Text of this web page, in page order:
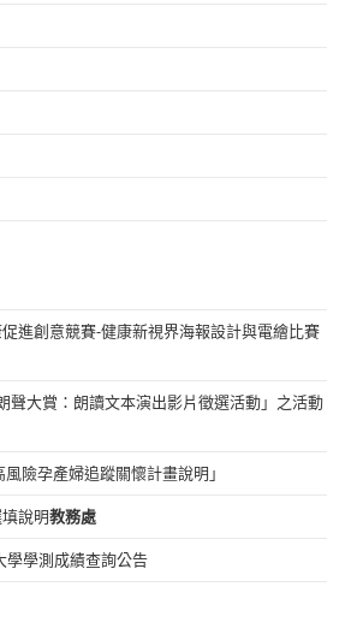
進創意競賽-健康新視界海報設計與電繪比賽
聲大賞：朗讀文本演出影片徵選活動」之活動
險孕產婦追蹤關懷計畫說明」
說明教務處
學學測成績查詢公告